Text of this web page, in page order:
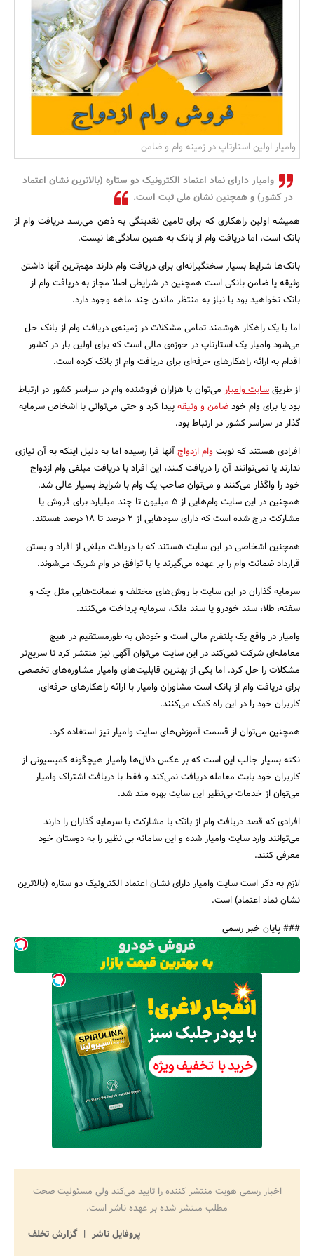
بانک، بیمه و سرمایه
مسکن و ساختمان
جستجو
وامیار اولین استارتاپ در زمینه وام و ضامن
وامیار دارای نماد اعتماد الکترونیک دو ستاره (بالاترین نشان اعتماد
در کشور) و همچنین نشان ملی ثبت است.
همیشه اولین راهکاری که برای تامین نقدینگی به ذهن می‌رسد دریافت وام از
بانک است، اما دریافت وام از بانک به همین سادگی‌ها نیست.
بانک‌ها شرایط بسیار سختگیرانه‌ای برای دریافت وام دارند مهم‌ترین آنها داشتن
وثیقه یا ضامن بانکی است همچنین در شرایطی اصلا مجاز به دریافت وام از
بانک نخواهید بود یا نیاز به منتظر ماندن چند ماهه وجود دارد.
اما با یک راهکار هوشمند تمامی مشکلات در زمینه‌ی دریافت وام از بانک حل
می‌شود وامیار یک استارتاپ در حوزه‌ی مالی است که برای اولین بار در کشور
اقدام به ارائه راهکارهای حرفه‌ای برای دریافت وام از بانک کرده است.
از طریقسایت وامیار می‌توان با هزاران فروشنده وام در سراسر کشور در ارتباط
بود یا برای وام خودضامن و وثیقهپیدا کرد و حتی می‌توانی با اشخاص سرمایه
گذار در سراسر کشور در ارتباط بود.
افرادی هستند که نوبت وام ازدواجآنها فرا رسیده اما به دلیل اینکه به آن نیازی
ندارند یا نمی‌‌توانند آن را دریافت کنند، این افراد با دریافت مبلغی وام ازدواج
خود را واگذار می‌کنند و می‌توان صاحب یک وام با شرایط بسیار عالی شد.
همچنین در این سایت وام‌هایی از 5 میلیون تا چند میلیارد برای فروش یا
مشارکت درج شده است که دارای سودهایی از 2 درصد تا 18 درصد هستند.
همچنین اشخاصی در این سایت هستند که با دریافت مبلغی از افراد و بستن
قرارداد ضمانت وام را بر عهده می‌گیرند یا با توافق در وام شریک می‌شوند.
سرمایه گذاران در این سایت با روش‌های مختلف و ضمانت‌هایی مثل چک و
سفته، طلا، سند خودرو یا سند ملک، سرمایه پرداخت می‌کنند.
وامیار در واقع یک پلتفرم مالی است و خودش به طورمستقیم در هیچ
معامله‌ای شرکت نمی‌کند در این سایت می‌توان آگهی نیز منتشر کرد تا سریع‌تر
مشکلات را حل کرد. اما یکی از بهترین قابلیت‌های وامیار مشاوره‌های تخصصی
برای دریافت وام از بانک است مشاوران وامیار با ارائه راهکارهای حرفه‌ای،
کاربران خود را در این راه کمک می‌کنند.
همچنین می‌توان از قسمت آموزش‌های سایت وامیار نیز استفاده کرد.
نکته بسیار جالب این است که بر عکس دلال‌ها وامیار هیچگونه کمیسیونی از
کاربران خود بابت معامله دریافت نمی‌کند و فقط با دریافت اشتراک وامیار
می‌توان از خدمات بی‌نظیر این سایت بهره مند شد.
افرادی که قصد دریافت وام از بانک یا مشارکت با سرمایه گذاران را دارند
می‌توانند وارد سایت وامیار شده و این سامانه بی نظیر را به دوستان خود
معرفی کنند.
لازم به ذکر است سایت وامیار دارای نشان اعتماد الکترونیک دو ستاره (بالاترین
نشان نماد اعتماد) است.
### پایان خبر رسمی
اخبار رسمی هویت منتشر کننده را تایید می‌کند ولی مسئولیت صحت
مطلب منتشر شده بر عهده ناشر است.
پروفایل ناشر
گزارش تخلف